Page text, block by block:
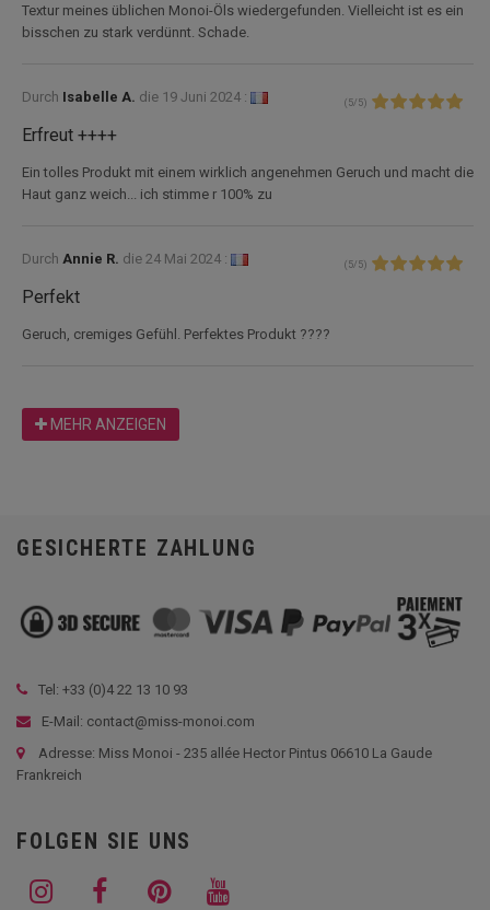
Textur meines üblichen Monoi-Öls wiedergefunden. Vielleicht ist es ein
bisschen zu stark verdünnt. Schade.
Durch Isabelle A. die 19 Juni 2024 : ( 5/ 5)
Erfreut ++++
Ein tolles Produkt mit einem wirklich angenehmen Geruch und macht die
Haut ganz weich... ich stimme r 100% zu
Durch Annie R. die 24 Mai 2024 : ( 5/ 5)
Perfekt
Geruch, cremiges Gefühl. Perfektes Produkt ????
MEHR ANZEIGEN
GESICHERTE ZAHLUNG
Tel: +33 (0)4 22 13 10 93
E-Mail: contact@miss-monoi.com
Adresse: Miss Monoi - 235 allée Hector Pintus 06610 La Gaude
Frankreich
FOLGEN SIE UNS